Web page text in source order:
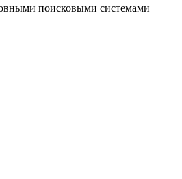
поисковыми системами